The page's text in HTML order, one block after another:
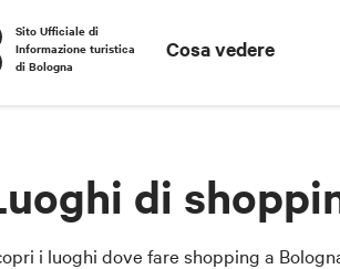
Sito Ufficiale di
Informazione turistica
di Bologna
Cosa vedere
di
i luoghi dove fare shopping a